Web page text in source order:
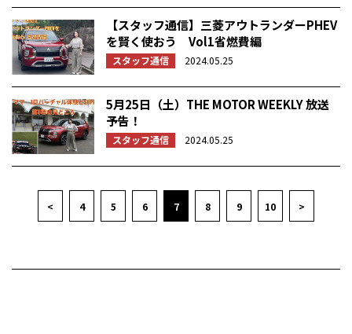
【スタッフ通信】三菱アウトランダーPHEV
を賢く使おう Vol1省燃費編
スタッフ通信 2024.05.25
5月25日（土）THE MOTOR WEEKLY 放送
予告！
スタッフ通信 2024.05.25
< 4 5 6 7 8 9 10 >